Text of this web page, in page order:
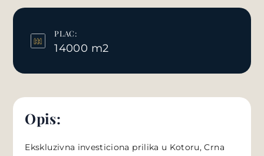
PLAC:
14000 m2
Opis:
Ekskluzivna investiciona prilika u Kotoru, Crna